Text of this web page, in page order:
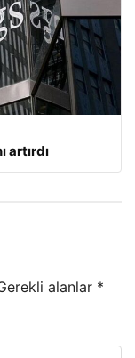
artırdı
alanlar *